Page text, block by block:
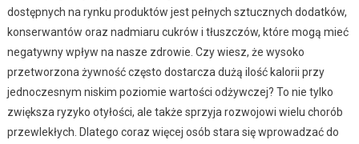
dostępnych na rynku produktów jest pełnych sztucznych dodatków,
konserwantów oraz nadmiaru cukrów i tłuszczów, które mogą mieć
negatywny wpływ na nasze zdrowie. Czy wiesz, że wysoko
przetworzona żywność często dostarcza dużą ilość kalorii przy
jednoczesnym niskim poziomie wartości odżywczej? To nie tylko
zwiększa ryzyko otyłości, ale także sprzyja rozwojowi wielu chorób
przewlekłych. Dlatego coraz więcej osób stara się wprowadzać do